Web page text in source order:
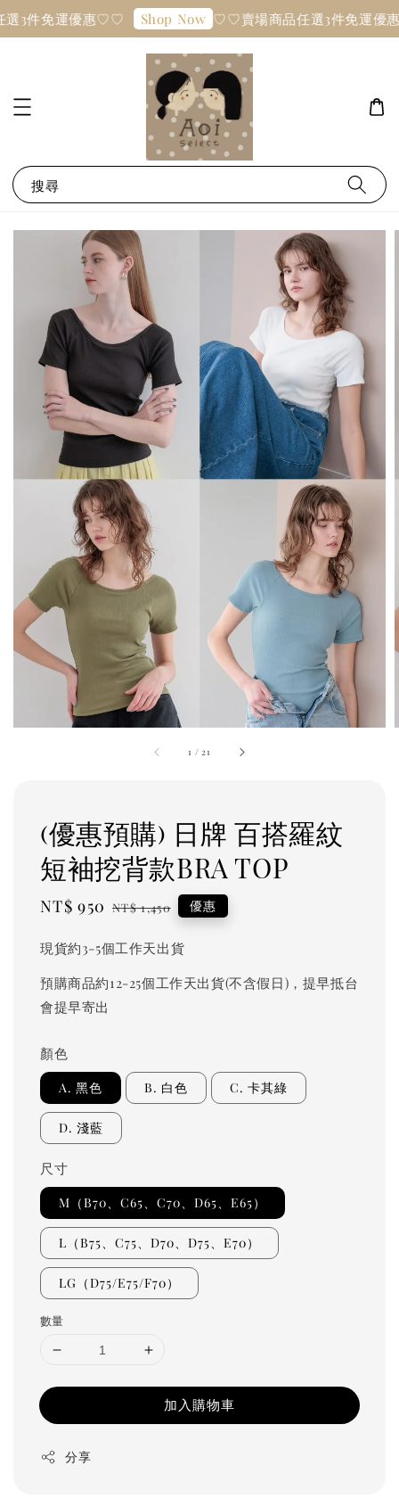
3件免運優惠♡♡ Shop Now ♡♡賣場商品任選3件免運優
搜尋
1 /21
(優惠預購) 日牌 百搭羅紋
短袖挖背款BRA TOP
Sale
NT$ 950 Regular
NT$ 1,450 優惠
現貨約3-5個工作天出貨
預購商品約12-25個工作天出貨(不含假日)，提早抵台
會提早寄出
顏色
A. 黑色 B. 白色 C. 卡其綠
D. 淺藍
尺寸
M（B70、C65、C70、D65、E65）
L（B75、C75、D70、D75、E70）
LG（D75/E75/F70）
數量
加入購物車
分享